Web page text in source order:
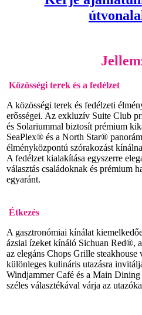
Közösségi terek és a fedélzet
A közösségi terek és fedélzeti
erősségei. Az exkluzív Suite Club
és Solariummal biztosít prémium
SeaPlex® és a North Star®
élményközpontú szórakozást
A fedélzet kialakítása egyszerre
választás családoknak és prémium
egyaránt.
Étkezés
A gasztronómiai kínálat
ázsiai ízeket kínáló Sichuan Red®,
az elegáns Chops Grille
különleges kulináris utazásra
Windjammer Café és a Main
széles választékával várja az